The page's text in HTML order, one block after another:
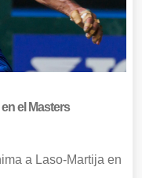
el Masters
a Laso-Martija en